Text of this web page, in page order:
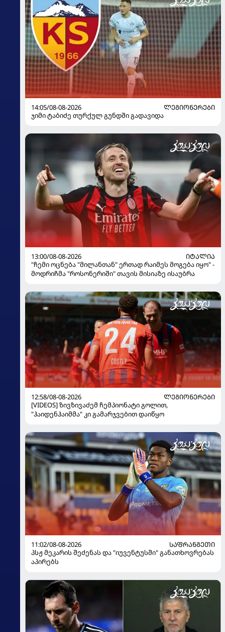
14:05/08-08-2026
ᲚᲔᲒᲘᲝᲜᲔᲠᲔᲑᲘ
ჯიმი ტაბიძე თურქულ გუნდში გადავიდა
13:00/08-08-2026
ᲘᲢᲐᲚᲘᲐ
"ჩემი ოცნება "მილანთან" ერთად რაიმეს მოგება იყო" -
მოდრიჩმა "როსონერიში" თავის მისიაზე ისაუბრა
12:58/08-08-2026
ᲚᲔᲒᲘᲝᲜᲔᲠᲔᲑᲘ
[VIDEOS] ზივზივაძემ ჩემპიონატი გოლით,
"ჰაიდენჰაიმმა" კი გამარჯვებით დაიწყო
11:02/08-08-2026
ᲡᲐᲤᲠᲐᲜᲒᲔᲗᲘ
პსჟ მეკარის შეძენას და "იუვენტუსში" განათხოვრებას
აპირებს